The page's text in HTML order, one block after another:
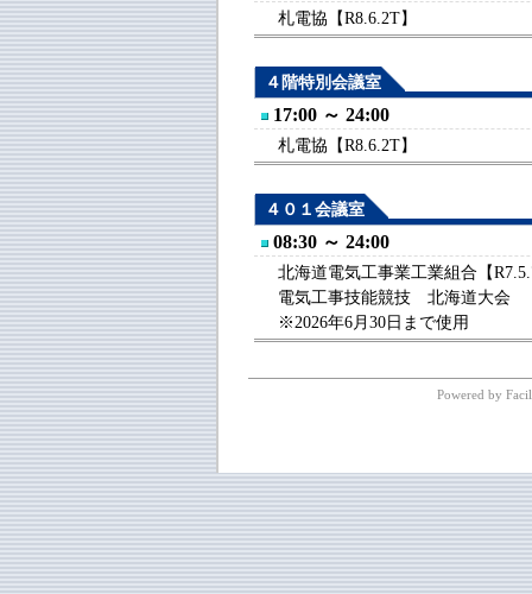
札電協【R8.6.2T】
４階特別会議室
17:00 ～ 24:00
札電協【R8.6.2T】
４０１会議室
08:30 ～ 24:00
北海道電気工事業工業組合【
電気工事技能競技 北海道大会
※2026年6月30日まで使用
Powered by